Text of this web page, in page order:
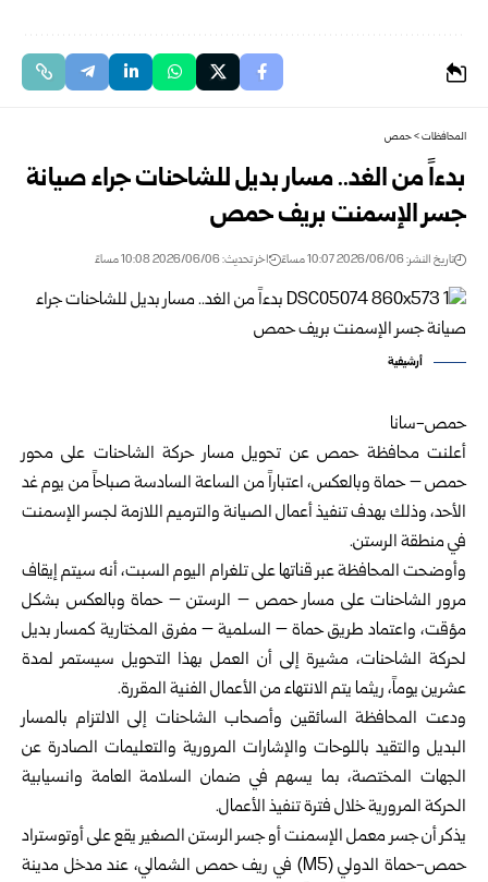
المحافظات>حمص
بدءاً من الغد.. مسار بديل للشاحنات جراء صيانة
جسر الإسمنت بريف حمص
تاريخ النشر: 2026/06/06 10:07 مساءً اخر تحديث: 2026/06/06 10:08 مساءً
أرشيفية
حمص-سانا ‏
أعلنت محافظة حمصعن تحويل مسار حركة الشاحنات على محور
حمص – ‏حماة وبالعكس، اعتباراً من الساعة السادسة صباحاً من يوم غد
الأحد، وذلك بهدف ‏تنفيذ أعمال الصيانة والترميم اللازمة لجسر الإسمنت
في منطقة الرستن.‏
وأوضحت المحافظة عبر قناتها على تلغرام اليوم السبت، أنه سيتم إيقاف
مرور ‏الشاحنات على مسار حمص – الرستن – حماة وبالعكس بشكل
مؤقت، واعتماد ‏طريق حماة – السلمية – مفرق المختارية كمسار بديل
لحركة الشاحنات، مشيرة ‏إلى أن العمل بهذا التحويل سيستمر لمدة
عشرين يوماً، ريثما يتم الانتهاء من ‏الأعمال الفنية المقررة.‏
ودعت المحافظة السائقين وأصحاب الشاحنات إلى الالتزام بالمسار
البديل والتقيد ‏باللوحات والإشارات المرورية والتعليمات الصادرة عن
الجهات المختصة، بما ‏يسهم في ضمان السلامة العامة وانسيابية
الحركة المرورية خلال فترة تنفيذ ‏الأعمال.‏
يذكر أن جسر معمل الإسمنت أو جسر الرستن الصغير يقع على أوتوستراد
‌‏حمص-حماة الدولي‎ (M5) ‎في ريف حمص الشمالي، عند مدخل مدينة